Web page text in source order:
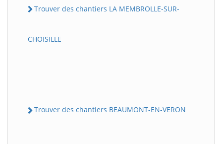
Trouver des chantiers LA MEMBROLLE-SUR-
CHOISILLE
Trouver des chantiers BEAUMONT-EN-VERON